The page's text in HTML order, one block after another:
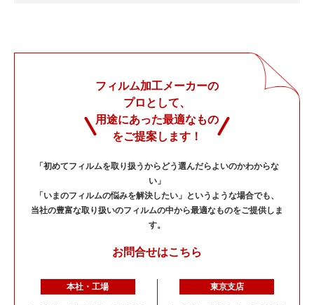
フィルム加工メーカーの
プロとして、
用途にあった最適なもの
をご提案します！
「初めてフィルムを取り扱うからどう選んだらよいのかわからな
い」
「いまのフィルムの悩みを解決したい」というような場合でも、
当社の豊富な取り扱いのフィルムの中から最適なものをご提供しま
す。
お問合せはこちら
本社・工場 東京支店